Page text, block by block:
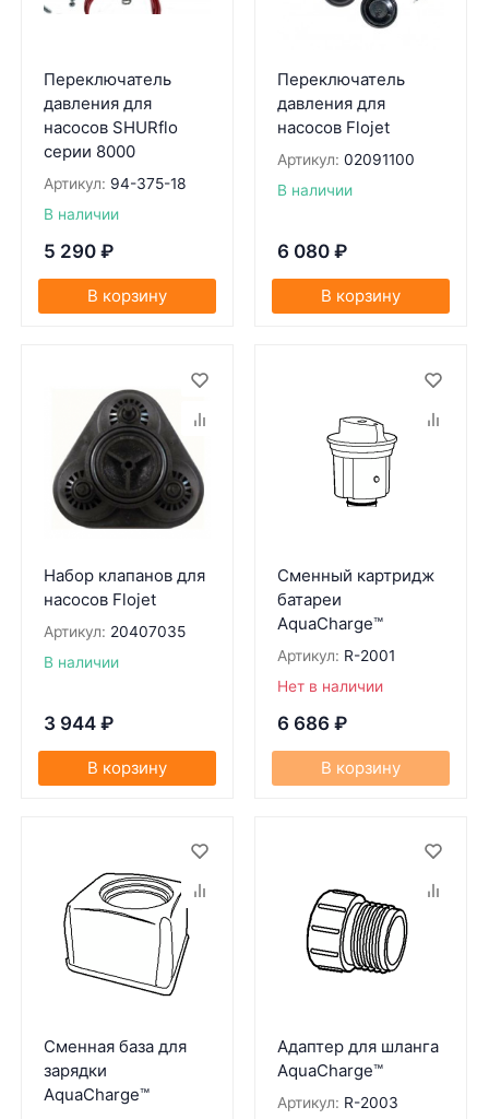
Переключатель
давления для
насосов SHURflo
серии 8000
Артикул: 94-375-18
В наличии
5 290 ₽
В корзину
Переключатель
давления для
насосов Flojet
Артикул: 02091100
В наличии
6 080 ₽
В корзину
Набор клапанов для
насосов Flojet
Артикул: 20407035
В наличии
3 944 ₽
В корзину
Сменный картридж
батареи
AquaCharge™
Артикул: R-2001
Нет в наличии
6 686 ₽
В корзину
Сменная база для
зарядки
AquaCharge™
Адаптер для шланга
AquaCharge™
Артикул: R-2003